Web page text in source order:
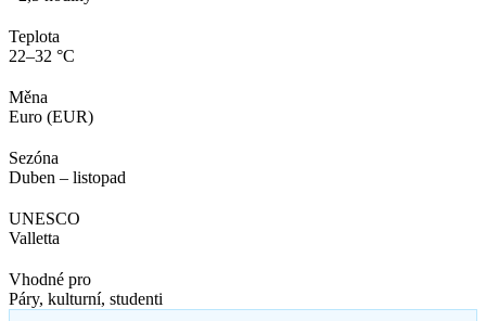
Teplota
22–32 °C
Měna
Euro (EUR)
Sezóna
Duben – listopad
UNESCO
Valletta
Vhodné pro
Páry, kulturní, studenti